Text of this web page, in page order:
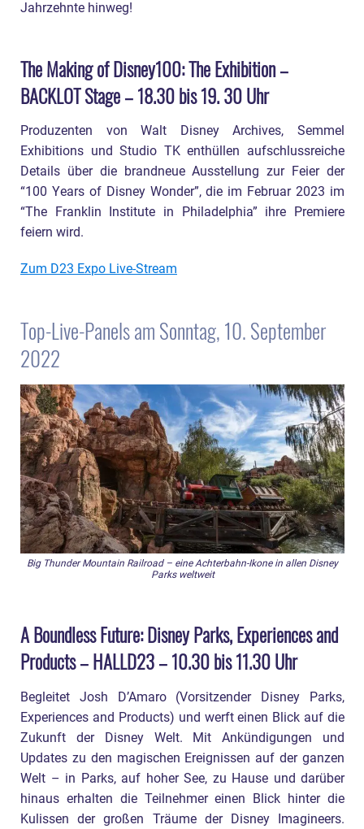
Jahrzehnte hinweg!
The Making of Disney100: The Exhibition –
BACKLOT Stage – 18.30 bis 19. 30 Uhr
Produzenten von Walt Disney Archives, Semmel
Exhibitions und Studio TK enthüllen aufschlussreiche
Details über die brandneue Ausstellung zur Feier der
“100 Years of Disney Wonder”, die im Februar 2023 im
“The Franklin Institute in Philadelphia” ihre Premiere
feiern wird.
Zum D23 Expo Live-Stream
Top-Live-Panels am Sonntag, 10. September
2022
Big Thunder Mountain Railroad – eine Achterbahn-Ikone in allen Disney
Parks weltweit
A Boundless Future: Disney Parks, Experiences and
Products – HALLD23 – 10.30 bis 11.30 Uhr
Begleitet Josh D’Amaro (Vorsitzender Disney Parks,
Experiences and Products) und werft einen Blick auf die
Zukunft der Disney Welt. Mit Ankündigungen und
Updates zu den magischen Ereignissen auf der ganzen
Welt – in Parks, auf hoher See, zu Hause und darüber
hinaus erhalten die Teilnehmer einen Blick hinter die
Kulissen der großen Träume der Disney Imagineers.